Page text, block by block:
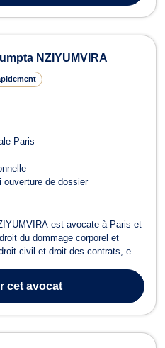
NZIYUMVIRA
Paris
ouverture de dossier
est avocate à Paris et
du dommage corporel et
civil et droit des contrats, en
premier lieu, Maître Assumpta
cet avocat